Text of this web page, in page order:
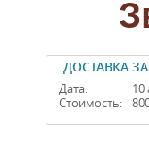
ДОСТАВКА
Дата:
Стоимость:
10